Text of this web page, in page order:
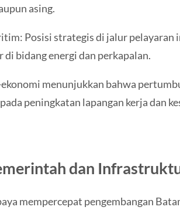
asing.
Posisi strategis di jalur pelayaran
di bidang energi dan perkapalan.
menunjukkan bahwa
peningkatan lapangan kerja dan
dan
mempercepat pengembangan